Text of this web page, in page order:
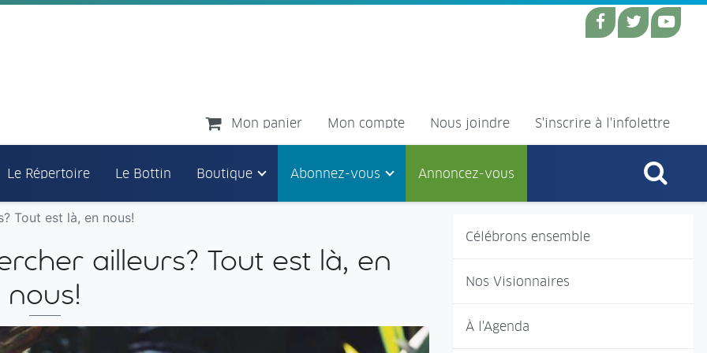
Mon panier Mon compte Nous joindre S'inscrire à l'infolettre
Le Répertoire Le Bottin Boutique Abonnez-vous Annoncez-vous
Célébrons ensemble
Nos Visionnaires
À l'Agenda
Tout est là, en nous!
ailleurs? Tout est là, en
nous!